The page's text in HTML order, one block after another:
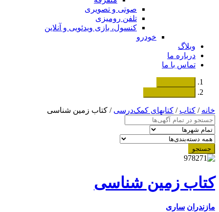
صوتی و تصویری
تلفن رومیزی
کنسول، بازی‌ ویدئویی و آنلاین
خودرو
وبلاگ
درباره ما
تماس با ما
خانه/ کتاب/ کتابهای کمک‌درسی / کتاب زمین شناسی
جستجو
کتاب زمین شناسی
مازندران ساری